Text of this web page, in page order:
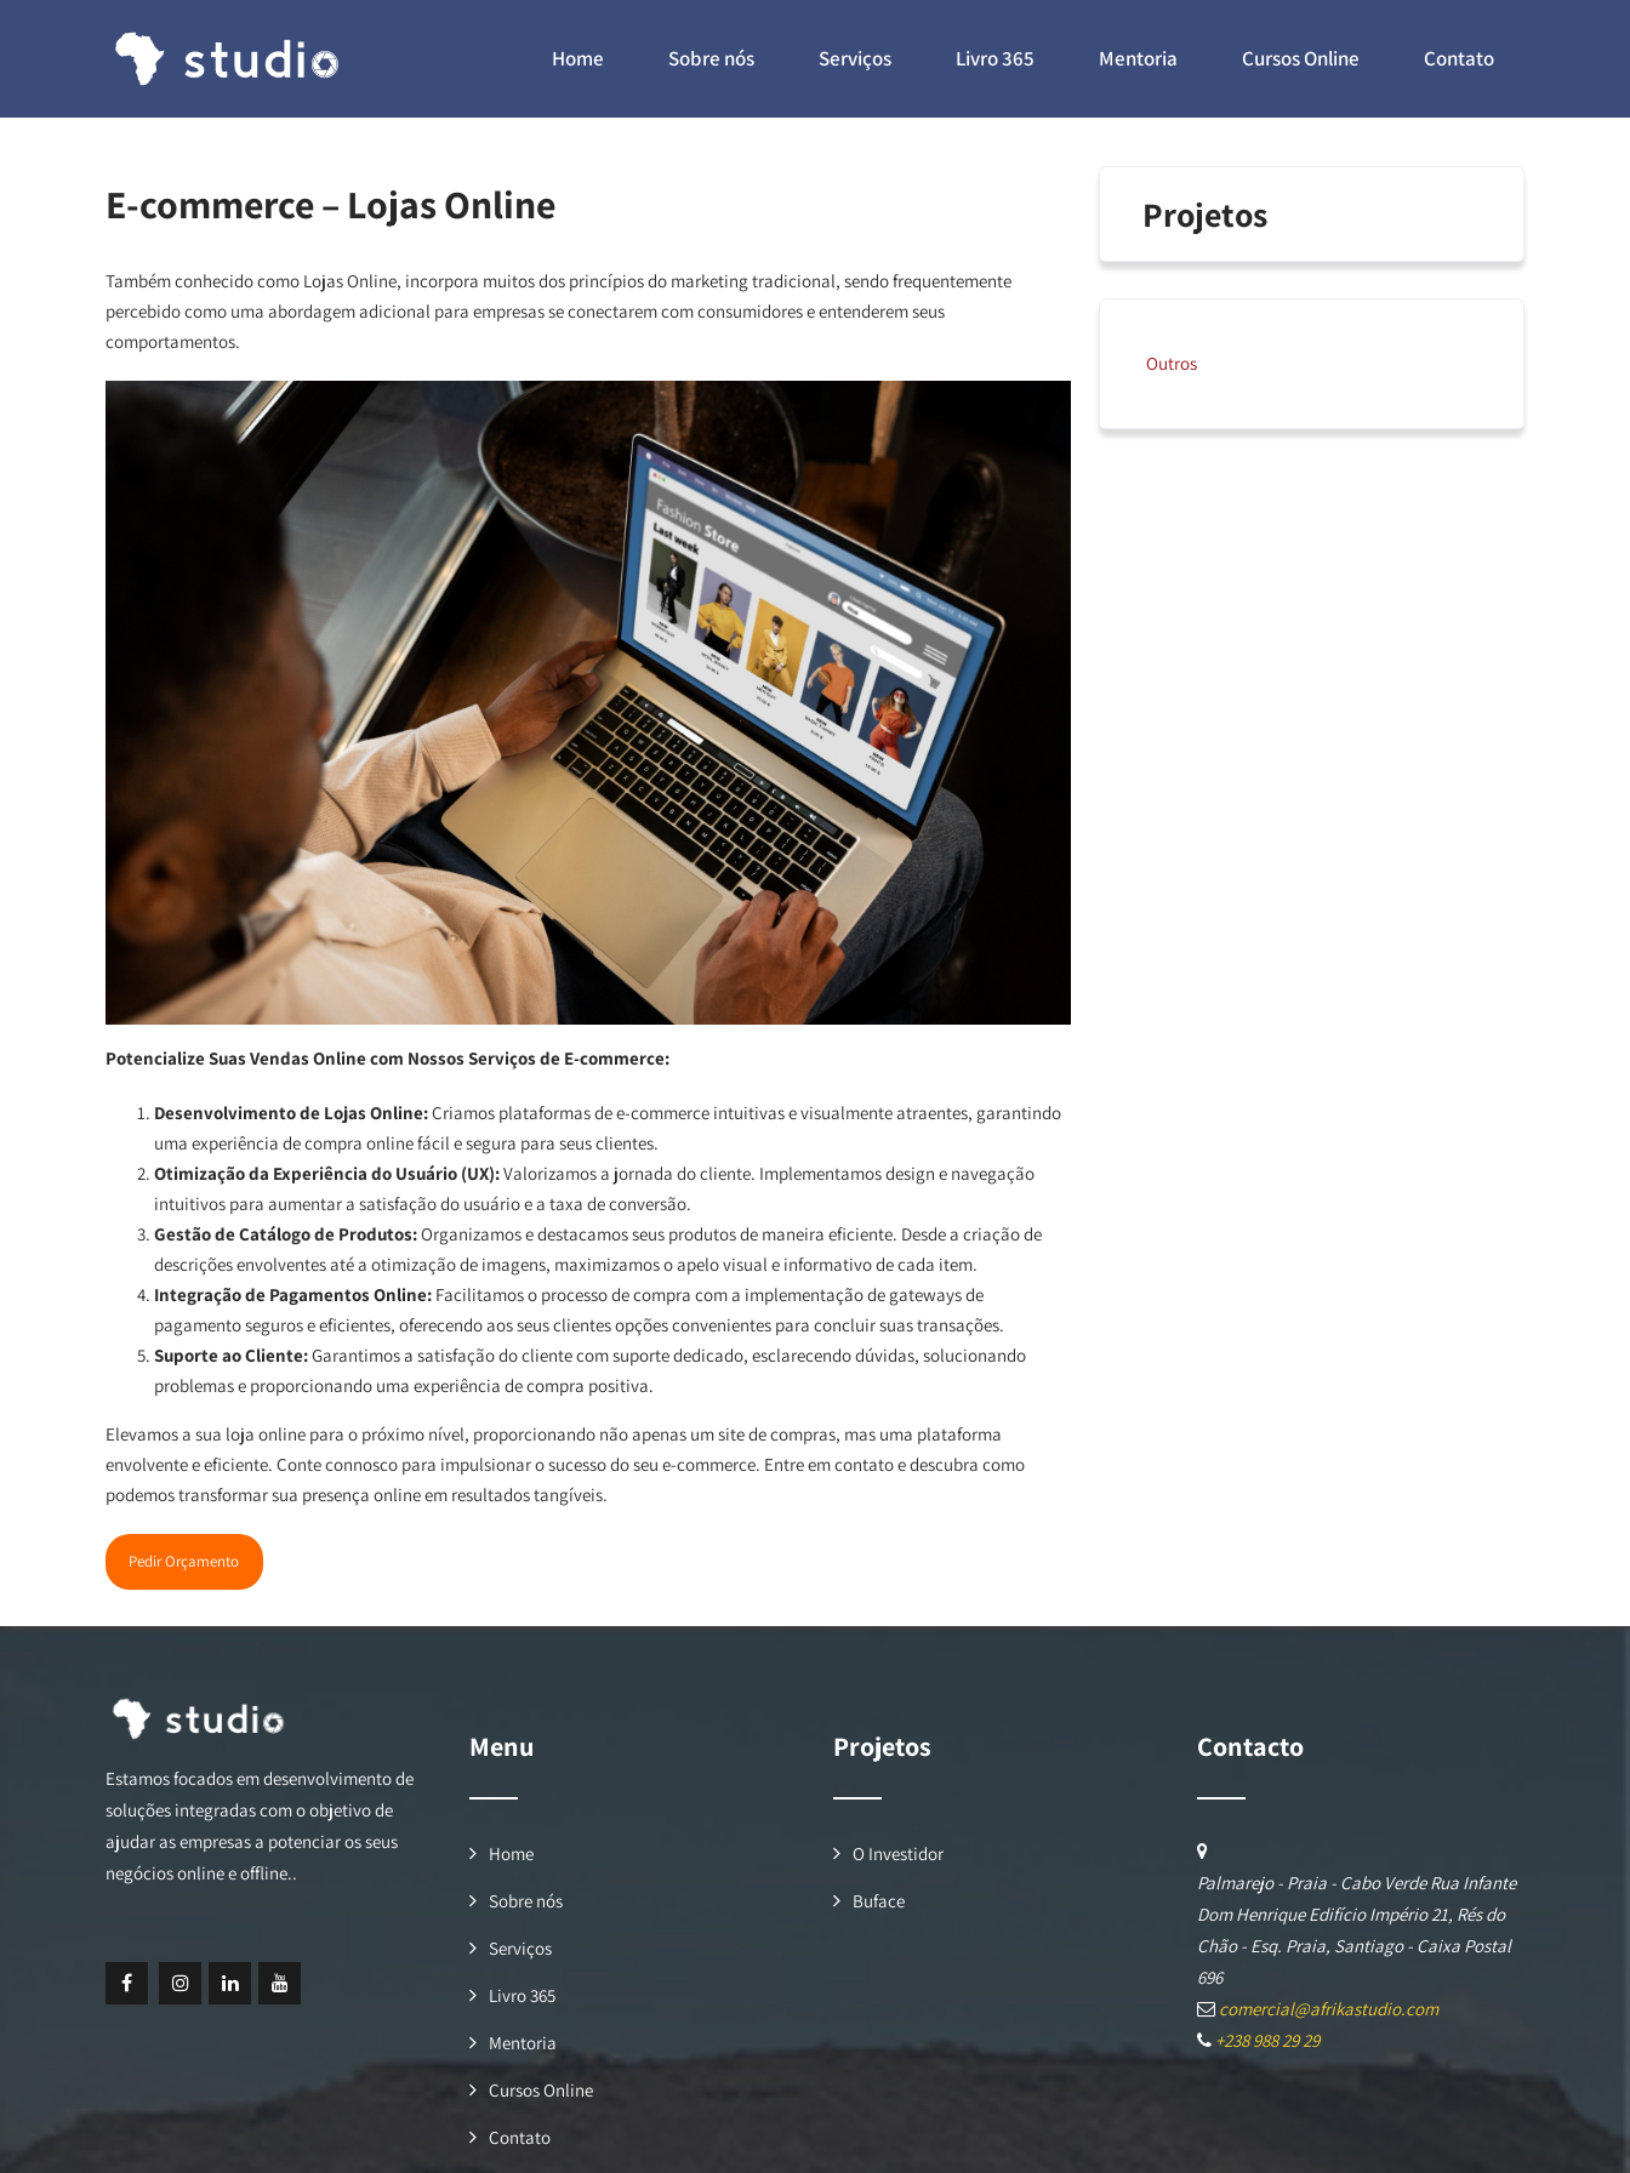
Home Sobre nós Serviços Livro 365 Mentoria Cursos Online Contato
E-commerce – Lojas Online
Também conhecido como Lojas Online, incorpora muitos dos princípios do marketing tradicional, sendo frequentemente
percebido como uma abordagem adicional para empresas se conectarem com consumidores e entenderem seus
comportamentos.
Potencialize Suas Vendas Online com Nossos Serviços de E-commerce:
Desenvolvimento de Lojas Online:Criamos plataformas de e-commerce intuitivas e visualmente atraentes, garantindo
uma experiência de compra online fácil e segura para seus clientes.
Otimização da Experiência do Usuário (UX):Valorizamos a jornada do cliente. Implementamos design e navegação
intuitivos para aumentar a satisfação do usuário e a taxa de conversão.
Gestão de Catálogo de Produtos:Organizamos e destacamos seus produtos de maneira eficiente. Desde a criação de
descrições envolventes até a otimização de imagens, maximizamos o apelo visual e informativo de cada item.
Integração de Pagamentos Online: Facilitamos o processo de compra com a implementação de gateways de
pagamento seguros e eficientes, oferecendo aos seus clientes opções convenientes para concluir suas transações.
Suporte ao Cliente:Garantimos a satisfação do cliente com suporte dedicado, esclarecendo dúvidas, solucionando
problemas e proporcionando uma experiência de compra positiva.
Elevamos a sua loja online para o próximo nível, proporcionando não apenas um site de compras, mas uma plataforma
envolvente e eficiente. Conte connosco para impulsionar o sucesso do seu e-commerce. Entre em contato e descubra como
podemos transformar sua presença online em resultados tangíveis.
Pedir Orçamento
Projetos
Outros
Estamos focados em desenvolvimento de
soluções integradas com o objetivo de
ajudar as empresas a potenciar os seus
negócios online e offline..
Menu
Home
Sobre nós
Serviços
Livro 365
Mentoria
Cursos Online
Contato
Projetos
O Investidor
Buface
Contacto
Palmarejo - Praia - Cabo Verde Rua Infante
Dom Henrique Edifício Império 21, Rés do
Chão - Esq. Praia, Santiago - Caixa Postal
696
comercial@afrikastudio.com
+238 988 29 29